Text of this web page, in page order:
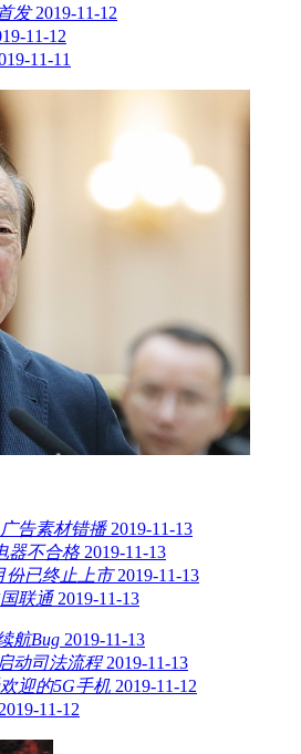
发 2019-11-12
11-12
11-11
告素材错播 2019-11-13
器不合格 2019-11-13
份已终止上市 2019-11-13
联通 2019-11-13
航Bug 2019-11-13
动司法流程 2019-11-13
迎的5G手机 2019-11-12
2019-11-12